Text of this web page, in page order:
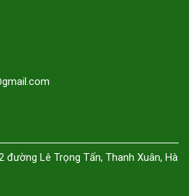
đường Lê Trọng Tấn, Thanh Xuân, Hà